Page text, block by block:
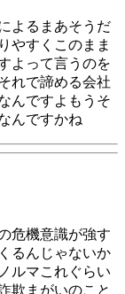
よるまあそうだ
やすくこのまま
よって言うのを
れで諦める会社
んですよもうそ
んですかね
危機意識が強す
るんじゃないか
ルマこれぐらい
欺まがいのこと